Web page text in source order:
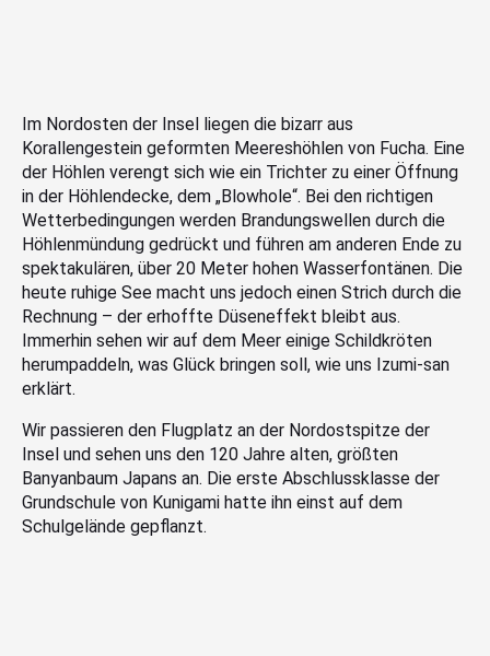
Im Nordosten der Insel liegen die bizarr aus
Korallengestein geformten Meereshöhlen von Fucha. Eine
der Höhlen verengt sich wie ein Trichter zu einer Öffnung
in der Höhlendecke, dem „Blowhole“. Bei den richtigen
Wetterbedingungen werden Brandungswellen durch die
Höhlenmündung gedrückt und führen am anderen Ende zu
spektakulären, über 20 Meter hohen Wasserfontänen. Die
heute ruhige See macht uns jedoch einen Strich durch die
Rechnung – der erhoffte Düseneffekt bleibt aus.
Immerhin sehen wir auf dem Meer einige Schildkröten
herumpaddeln, was Glück bringen soll, wie uns Izumi-san
erklärt.
Wir passieren den Flugplatz an der Nordostspitze der
Insel und sehen uns den 120 Jahre alten, größten
Banyanbaum Japans an. Die erste Abschlussklasse der
Grundschule von Kunigami hatte ihn einst auf dem
Schulgelände gepflanzt.